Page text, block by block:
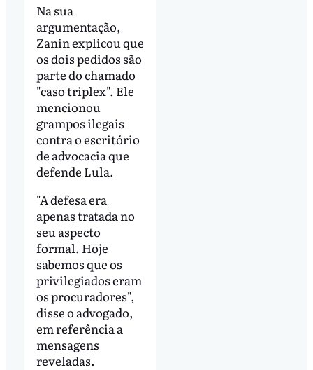
Na sua
argumentação,
Zanin explicou que
os dois pedidos são
parte do chamado
"caso triplex". Ele
mencionou
grampos ilegais
contra o escritório
de advocacia que
defende Lula.
"A defesa era
apenas tratada no
seu aspecto
formal. Hoje
sabemos que os
privilegiados eram
os procuradores",
disse o advogado,
em referência a
mensagens
reveladas.